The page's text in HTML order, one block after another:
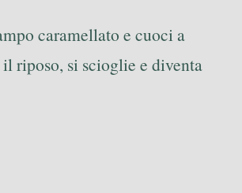
caramellato e cuoci a
riposo, si scioglie e diventa